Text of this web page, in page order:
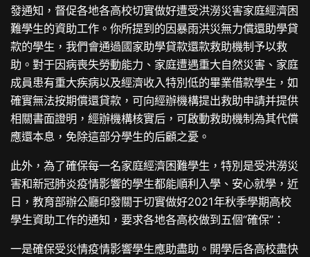
發通知，督促各地各高校切實做好遭受洪澇災害家庭經濟困
難學生的資助工作。你所提到的因暴雨洪災無力償還助學貸
款的學生，我們會通過國家助學貸款還款救助機制予以救
助。對于因病喪失勞動能力、家庭遭遇重大自然災害、家庭
成員患有重大疾病以及經濟收入特別低的畢業借款學生，如
確實無法按期償還貸款，可向經辦機構提出救助申請并提供
相關書面證明，經辦機構核實后，可啟動救助機制為其代償
應還本息，免除這部分學生的后顧之憂。
此外，為了確保每一名家庭經濟困難學生，特別是受洪澇災
害和新冠肺炎疫情影響的學生都能順利入學、安心就學，近
日，教育部辦公廳印發關于切實做好2021年秋季學期高校
學生資助工作的通知，要求各地各高校做到五個“確保”：
一是確保受災情疫情影響學生應助盡助。開學后各高校盡快